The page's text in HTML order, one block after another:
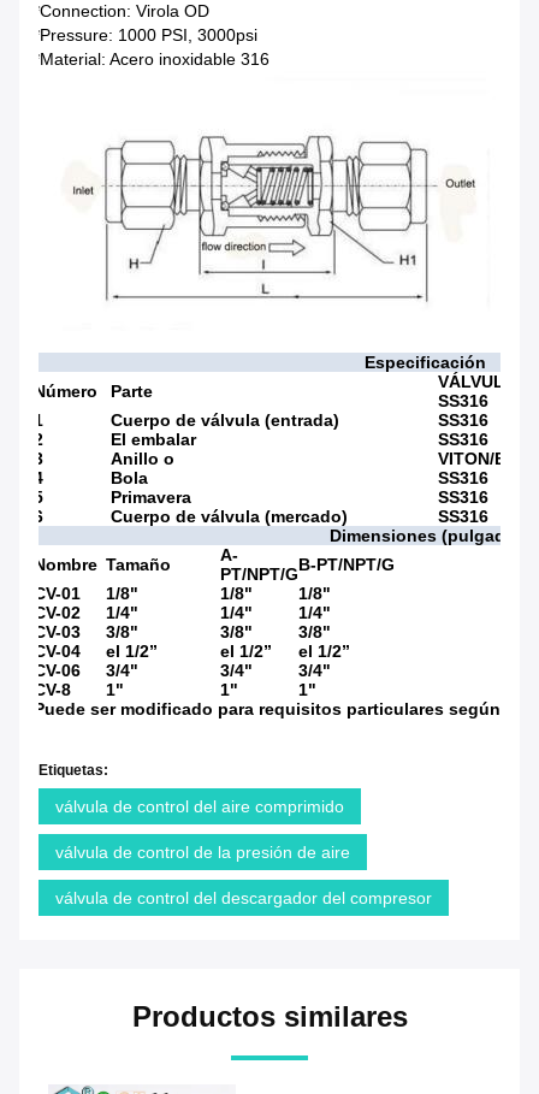
*Connection: Virola OD
*Pressure: 1000 PSI, 3000psi
*Material: Acero inoxidable 316
Especificación
Número
Parte
VÁLVULA
SS316
1
Cuerpo de válvula (entrada)
SS316
2
El embalar
SS316
3
Anillo o
VITON/
4
Bola
SS316
5
Primavera
SS316
6
Cuerpo de válvula (mercado)
SS316
Dimensiones (pulgada)
Nombre Tamaño
A-
PT/NPT/GB-PT/NPT/G
CV-01
1/8" 1/8"
1/8"
CV-02
1/4" 1/4"
1/4"
CV-03
3/8" 3/8"
3/8"
CV-04
el 1/2” el 1/2”
el 1/2”
CV-06
3/4" 3/4"
3/4"
CV-8
1" 1"
1"
Puede ser modificado para requisitos particulares según
Etiquetas:
válvula de control del aire comprimido
válvula de control de la presión de aire
válvula de control del descargador del compresor
Productos similares